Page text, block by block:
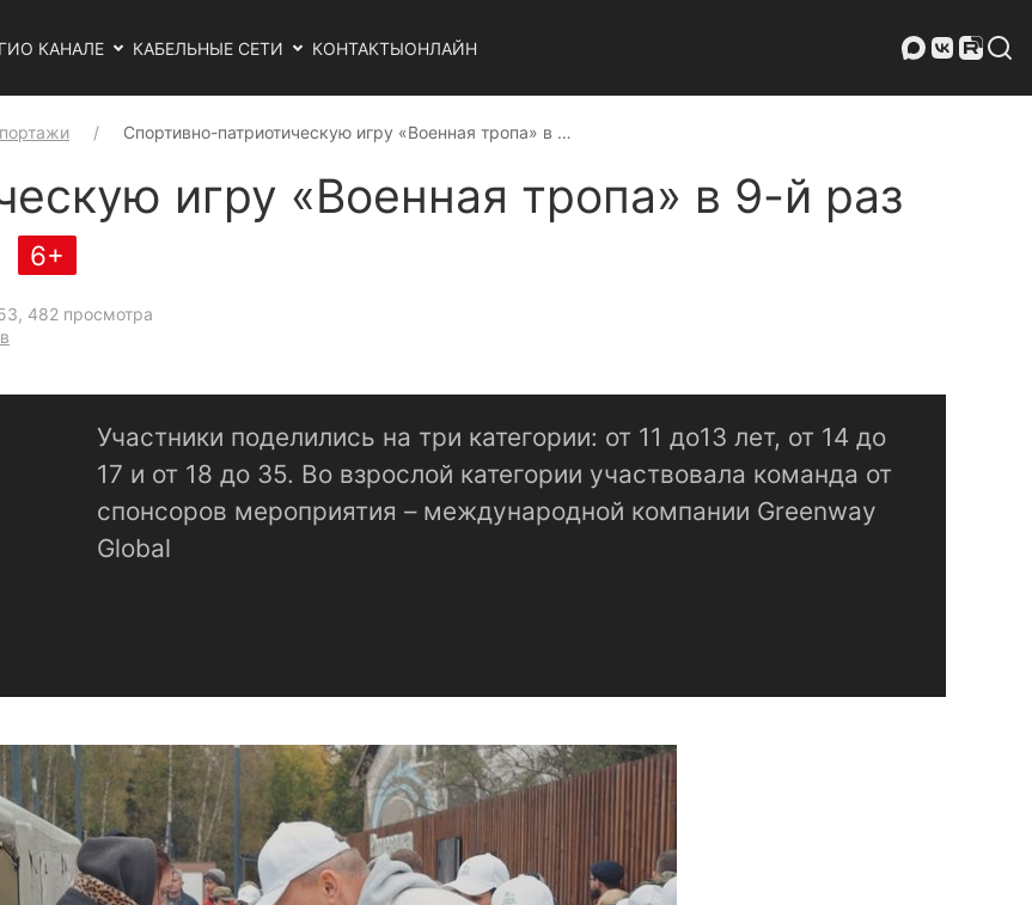
О КАНАЛЕ КАБЕЛЬНЫЕ СЕТИ КОНТАКТЫОНЛАЙН
Спортивно-патриотическую игру «Военная тропа» в …
игру «Военная тропа» в 9-й раз
6+
, 482 просмотра
Участники поделились на три категории: от 11 до13 лет, от 14 до
17 и от 18 до 35. Во взрослой категории участвовала команда от
спонсоров мероприятия – международной компании Greenway
Global